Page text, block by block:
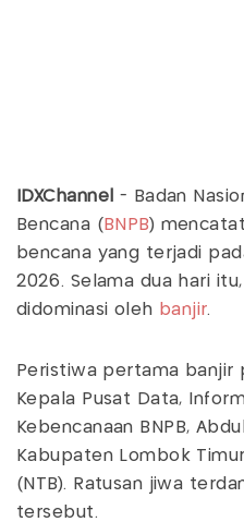
IDXChannel
- Badan
Bencana ( BNPB)
bencana yang terjadi
2026. Selama dua hari
didominasi oleh banjir.
Peristiwa pertama banjir
Kepala Pusat Data,
Kebencanaan BNPB,
Kabupaten Lombok
(NTB). Ratusan jiwa
tersebut.